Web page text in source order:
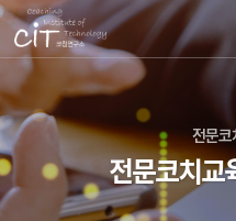
전문코
전문코치